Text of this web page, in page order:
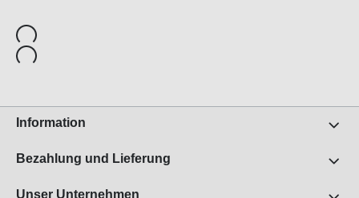
Information
Bezahlung und Lieferung
Unser Unternehmen